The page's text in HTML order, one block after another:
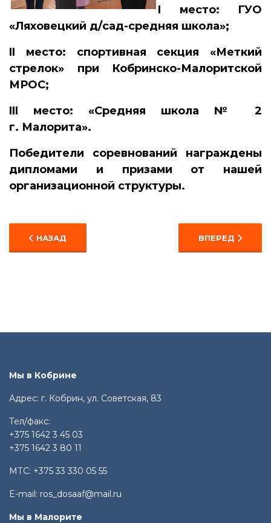
I место: ГУО
«Ляховецкий д/сад-средняя школа»;
II место: спортивная секция «Меткий
стрелок» при Кобринско-Малоритской
МРОС;
III место: «Средняя школа № 2
г. Малорита».
Победители соревнований награждены
дипломами и призами от нашей
организационной структуры.
ПРЕДЫДУЩИЙ: 28-ОЙ ГОДОВЩИНЕ ВЫВОДА
НАЗАД СЛЕДУЮЩИЙ: К
ВПЕРЕД
Мы в Кобрине
Адрес: г. Кобрин, ул. Советская, 83
Тел/факс:
+375 1642 3 45 03
+375 1642 3 80 11
МТС: +375 33 330 05 55
E-mail: ros_dosaaf@mail.ru
Мы в Малорите